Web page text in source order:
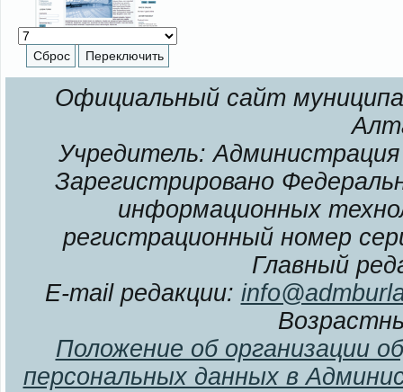
Официальный сайт
Учредитель: Администрация
Зарегистрировано
информационных
регистрационный номер
Главный
E-mail редакции:
Положение об организации
персональных данных в